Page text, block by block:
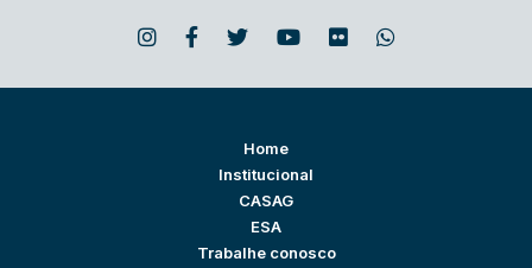
Home
Institucional
CASAG
ESA
Trabalhe conosco